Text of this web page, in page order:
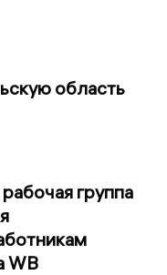
область
группа
WB